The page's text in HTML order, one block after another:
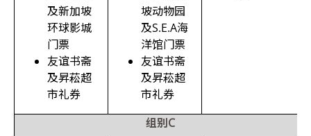
及新加坡
环球影城
门票
友谊书斋
及昇菘超
市礼券
坡动物园
及S.E.A海
洋馆门票
友谊书斋
及昇菘超
市礼券
组别C